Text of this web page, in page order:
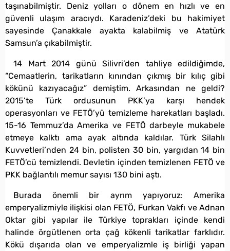
taşınabilmiştir. Deniz yolları o dönem en hızlı ve en
güvenli ulaşım aracıydı. Karadeniz’deki bu hakimiyet
sayesinde Çanakkale ayakta kalabilmiş ve Atatürk
Samsun’a çıkabilmiştir.
14 Mart 2014 günü Silivri’den tahliye edildiğimde,
“Cemaatlerin, tarikatların kınından çıkmış bir kılıç gibi
kökünü kazıyacağız” demiştim. Arkasından ne geldi?
2015’te Türk ordusunun PKK’ya karşı hendek
operasyonları ve FETÖ’yü temizleme harekatları başladı.
15-16 Temmuz’da Amerika ve FETÖ darbeyle mukabele
etmeye kalktı ama ayak altında kaldılar. Türk Silahlı
Kuvvetleri’nden 24 bin, polisten 30 bin, yargıdan 14 bin
FETÖ’cü temizlendi. Devletin içinden temizlenen FETÖ ve
PKK bağlantılı memur sayısı 130 bini aştı.
Burada önemli bir ayrım yapıyoruz: Amerika
emperyalizmiyle ilişkisi olan FETÖ, Furkan Vakfı ve Adnan
Oktar gibi yapılar ile Türkiye toprakları içinde kendi
halinde örgütlenen orta çağ kökenli tarikatlar farklıdır.
Kökü dışarıda olan ve emperyalizmle iş birliği yapan